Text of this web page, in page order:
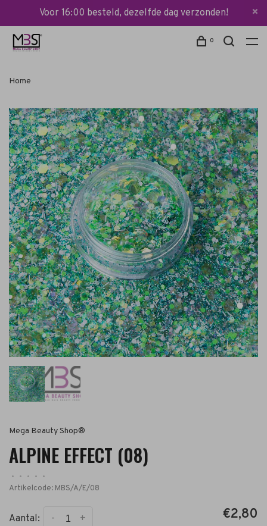
Voor 16:00 besteld, dezelfde dag verzonden!
0
Home
Mega Beauty Shop®
ALPINE EFFECT (08)
• • • •
•
Artikelcode: MBS/A/E/08
Aantal: +
- €2,80